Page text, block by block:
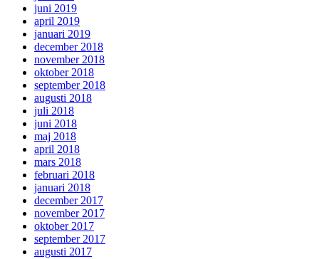
juni 2019
april 2019
januari 2019
december 2018
november 2018
oktober 2018
september 2018
augusti 2018
juli 2018
juni 2018
maj 2018
april 2018
mars 2018
februari 2018
januari 2018
december 2017
november 2017
oktober 2017
september 2017
augusti 2017